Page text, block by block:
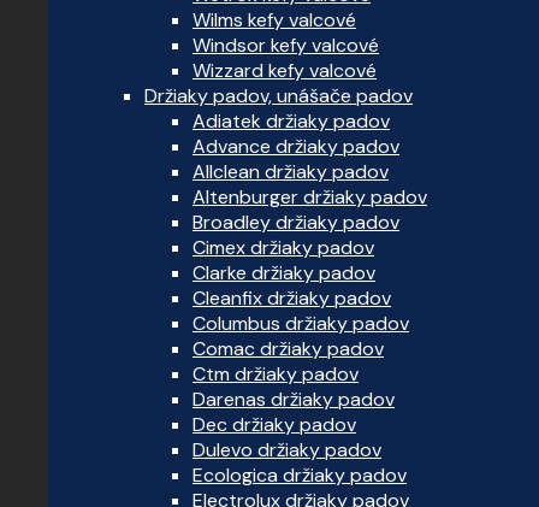
Wilms kefy valcové
Windsor kefy valcové
Wizzard kefy valcové
Držiaky padov, unášače padov
Adiatek držiaky padov
Advance držiaky padov
Allclean držiaky padov
Altenburger držiaky padov
Broadley držiaky padov
Cimex držiaky padov
Clarke držiaky padov
Cleanfix držiaky padov
Columbus držiaky padov
Comac držiaky padov
Ctm držiaky padov
Darenas držiaky padov
Dec držiaky padov
Dulevo držiaky padov
Ecologica držiaky padov
Electrolux držiaky padov